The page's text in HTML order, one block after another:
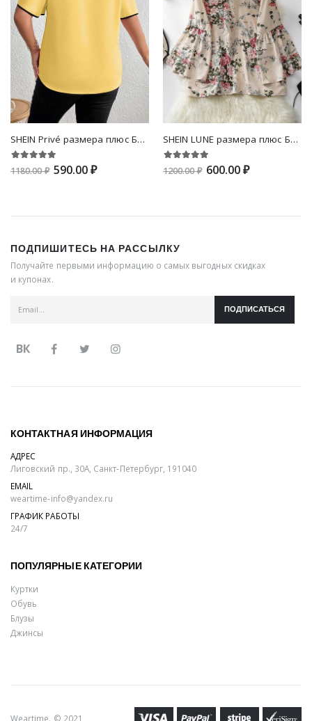
SHEIN Privé размера плюс Блуза с контрастной отделкой с воротником-бантом с рукавом "лепесток"
1180.00 ₽ 590.00 ₽
SHEIN LUNE размера плюс Блуза с цветочным принтом с рукавами-воланами с воротником-бантом
1200.00 ₽ 600.00 ₽
ПОДПИШИТЕСЬ НА РАССЫЛКУ
Получайте первыми информацию о самых выгодных скидках
и купонах.
ПОДПИСАТЬСЯ
ВК
КОНТАКТНАЯ ИНФОРМАЦИЯ
АДРЕС
Лиговский пр., 30А, Санкт-Петербург, 191040
EMAIL
weartime-info@yandex.ru
ГРАФИК РАБОТЫ
24/7
ПОПУЛЯРНЫЕ КАТЕГОРИИ
Куртки
Обувь
Блузы
Джинсы
Weartime. © 2021